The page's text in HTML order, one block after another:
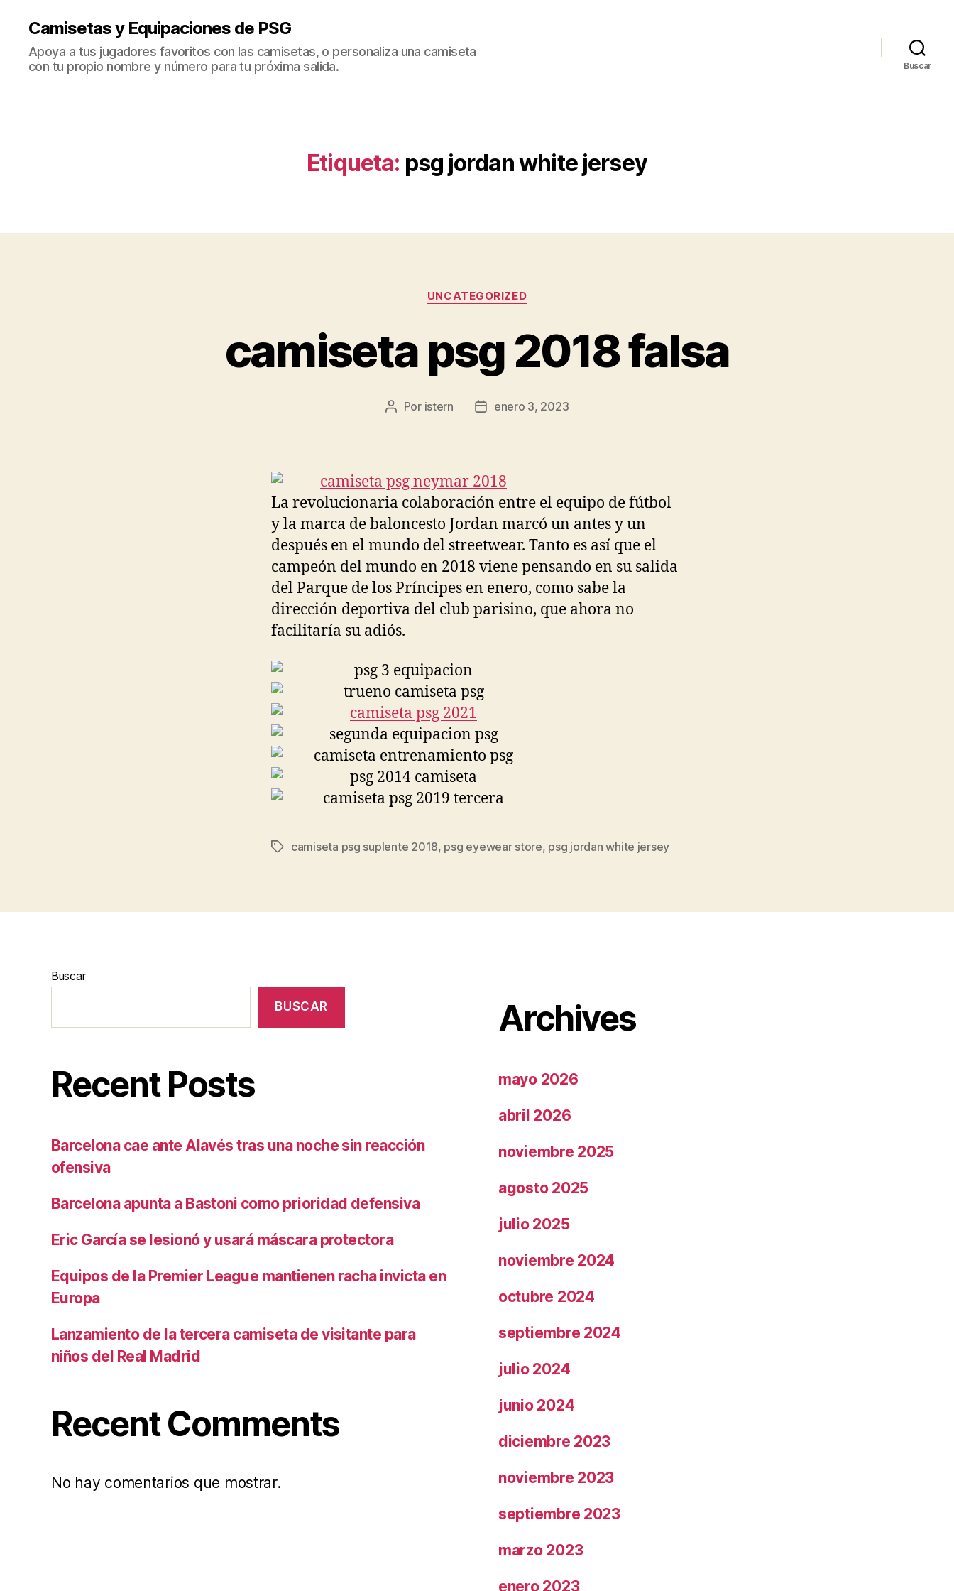
Camisetas y Equipaciones de PSG
Apoya a tus jugadores favoritos con las camisetas, o personaliza una camiseta
con tu propio nombre y número para tu próxima salida.
Buscar
Etiqueta: psg jordan white jersey
Categorías
UNCATEGORIZED
camiseta psg 2018 falsa
Autor
Por istern
Fechaenero 3, 2023
La revolucionaria colaboración entre el equipo de fútbol
y la marca de baloncesto Jordan marcó un antes y un
después en el mundo del streetwear. Tanto es así que el
campeón del mundo en 2018 viene pensando en su salida
del Parque de los Príncipes en enero, como sabe la
dirección deportiva del club parisino, que ahora no
facilitaría su adiós.
Etiquetas
camiseta psg suplente 2018, psg eyewear store, psg jordan white jersey
Buscar
BUSCAR
Recent Posts
Barcelona cae ante Alavés tras una noche sin reacción
ofensiva
Barcelona apunta a Bastoni como prioridad defensiva
Eric García se lesionó y usará máscara protectora
Equipos de la Premier League mantienen racha invicta en
Europa
Lanzamiento de la tercera camiseta de visitante para
niños del Real Madrid
Recent Comments
No hay comentarios que mostrar.
Archives
mayo 2026
abril 2026
noviembre 2025
agosto 2025
julio 2025
noviembre 2024
octubre 2024
septiembre 2024
julio 2024
junio 2024
diciembre 2023
noviembre 2023
septiembre 2023
marzo 2023
enero 2023